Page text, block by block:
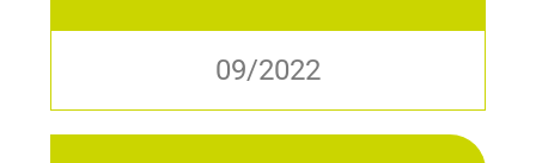
09/2022